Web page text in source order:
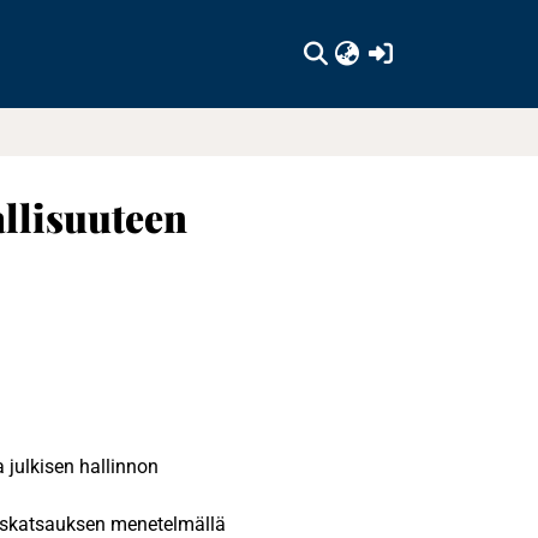
julkisen hallinnon
menetelmällä